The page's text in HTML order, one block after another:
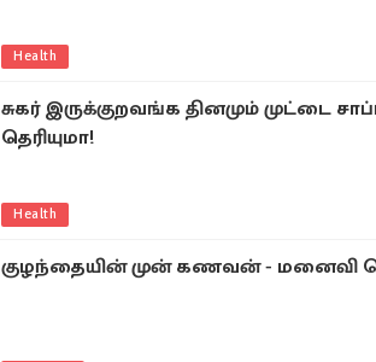
Health
சுகர் இருக்குறவங்க தினமும் முட்டை
தெரியுமா!
Health
குழந்தையின் முன் கணவன் - மனைவி